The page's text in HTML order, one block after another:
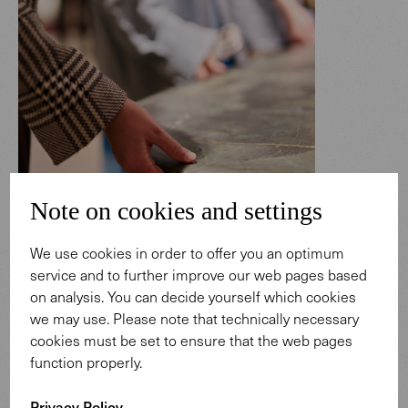
Kontur und Statur
Note on cookies and settings
We use cookies in order to offer you an optimum
service and to further improve our web pages based
on analysis. You can decide yourself which cookies
we may use. Please note that technically necessary
cookies must be set to ensure that the web pages
function properly.